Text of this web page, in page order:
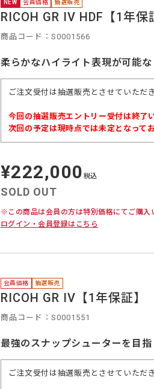
NEW 会員価格 抽選販売
RICOH GR IV HDF【1年保
商品コード：S0001566
柔らかなハイライト表現が可能
ご注文受付は抽選販売とさせていただき
今回の抽選販売エントリー受付は終了
次回の予定は現時点では未定となって
定
価
¥222,000 税込
SOLD OUT
※この商品は会員の方は特別価格にてご購入
ログイン・会員登録はこちら
会員価格 抽選販売
RICOH GR IV【1年保証】
商品コード：S0001551
最強のスナップシューターを目
ご注文受付は抽選販売とさせていただき